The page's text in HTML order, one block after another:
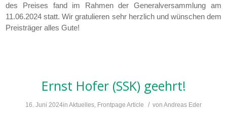
des Preises fand im Rahmen der Generalversammlung am
11.06.2024 statt. Wir gratulieren sehr herzlich und wünschen dem
Preisträger alles Gute!
Ernst Hofer (SSK) geehrt!
16. Juni 2024in Aktuelles, Frontpage Article / von Andreas Eder